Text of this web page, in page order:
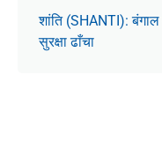
शांति (SHANTI):
सुरक्षा ढाँचा